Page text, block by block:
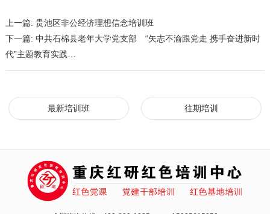
上一篇: 贵池区非公经济理想信念培训班
下一篇: 中共石棉县老年大学党支部 “矢志不渝跟党走 携手奋进新时
代”主题教育实践…
最新培训班 往期培训